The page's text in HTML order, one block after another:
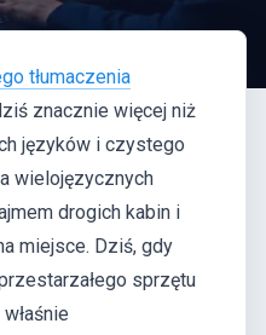
tłumaczenia
znacznie więcej niż
języków i czystego
wielojęzycznych
drogich kabin i
miejsce. Dziś, gdy
sprzętu